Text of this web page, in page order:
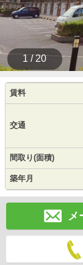
1 / 20
賃料
交通
間取り(面積)
築年月
メ